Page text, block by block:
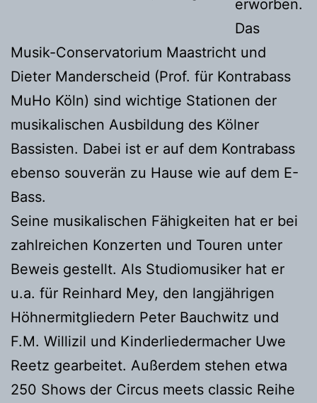
erworben.
Das
Musik-Conservatorium Maastricht und
Dieter Manderscheid (Prof. für Kontrabass
MuHo Köln) sind wichtige Stationen der
musikalischen Ausbildung des Kölner
Bassisten. Dabei ist er auf dem Kontrabass
ebenso souverän zu Hause wie auf dem E-
Bass.
Seine musikalischen Fähigkeiten hat er bei
zahlreichen Konzerten und Touren unter
Beweis gestellt. Als Studiomusiker hat er
u.a. für Reinhard Mey, den langjährigen
Höhnermitgliedern Peter Bauchwitz und
F.M. Willizil und Kinderliedermacher Uwe
Reetz gearbeitet. Außerdem stehen etwa
250 Shows der Circus meets classic Reihe